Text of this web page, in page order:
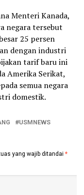
Menteri Kanada,
negara tersebut
25 persen
dengan industri
tarif baru ini
Amerika Serikat,
semua negara
domestik.
USMNEWS
yang wajib ditandai *